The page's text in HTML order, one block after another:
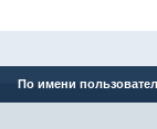
По имени